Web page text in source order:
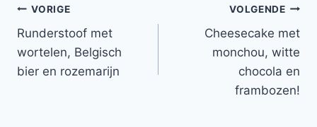
Bericht
navigatie
VORIGE
Runderstoof met
wortelen, Belgisch
bier en rozemarijn
VOLGENDE
Cheesecake met
monchou, witte
chocola en
frambozen!